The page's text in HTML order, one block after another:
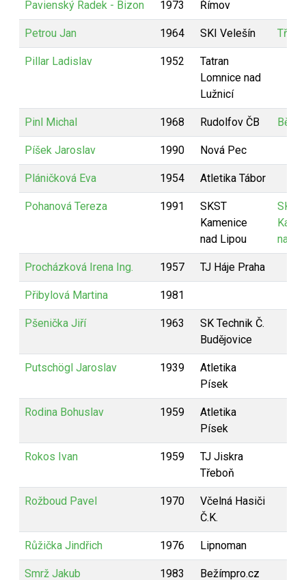
Pavienský Radek - Bizon 1973 Římov
Petrou Jan 1964 SKI Velešín Tři
Pillar Ladislav 1952
Tatran
Lomnice nad
Lužnicí
Pinl Michal 1968 Rudolfov ČB
Píšek Jaroslav 1990 Nová Pec
Pláničková Eva 1954 Atletika Tábor
Pohanová Tereza 1991
SKST
Kamenice
nad Lipou
SKST
nad
Procházková Irena Ing. 1957 TJ Háje Praha
Přibylová Martina 1981
Pšenička Jiří 1963
SK Technik Č.
Budějovice
Putschögl Jaroslav 1939
Atletika
Písek
Rodina Bohuslav 1959
Atletika
Písek
Rokos Ivan 1959
TJ Jiskra
Třeboň
Rožboud Pavel 1970
Včelná Hasiči
Č.K.
Růžička Jindřich 1976 Lipnoman
Smrž Jakub 1983
Bežímpro.cz